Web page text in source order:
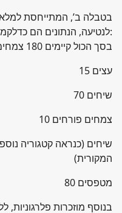
בטבלה ב’, המתייחסת
לנטיעה, הנתונים הם כדלקמן:
בסך הכול קיימים 180 צמחים, המורכבים מ־
15 עצים
70 שיחים
10 צמחים פורחים
המקורית)
80 מטפסים
בנוסף מוזכרות פלרגוניות,